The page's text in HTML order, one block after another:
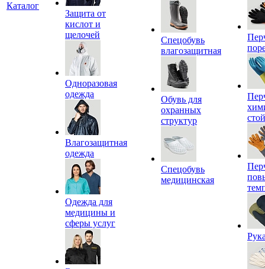
Каталог
Защита от
кислот и
щелочей
Одноразовая
одежда
Влагозащитная
одежда
Одежда для
медицины и
сферы услуг
Спецобувь
влагозащитная
Обувь для
охранных
структур
Спецобувь
медицинская